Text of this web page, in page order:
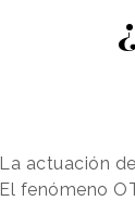
La actuación
El fenómeno